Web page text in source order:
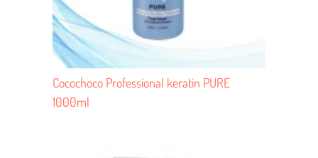
Cocochoco Professional keratin PURE
1000ml